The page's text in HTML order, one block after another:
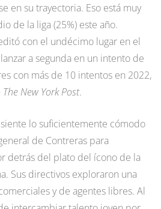
en su trayectoria. Eso está muy
de la liga (25%) este año.
con el undécimo lugar en el
a segunda en un intento de
con más de 10 intentos en 2022,
The New York Post.
lo suficientemente cómodo
de Contreras para
detrás del plato del ícono de la
Sus directivos exploraron una
y de agentes libres. Al